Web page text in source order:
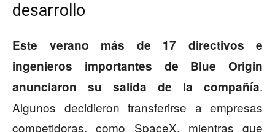
desarrollo
Este verano más de 17 directivos e
ingenieros importantes de Blue Origin
anunciaron su salida de la compañía.
Algunos decidieron transferirse a empresas
competidoras, como SpaceX, mientras que